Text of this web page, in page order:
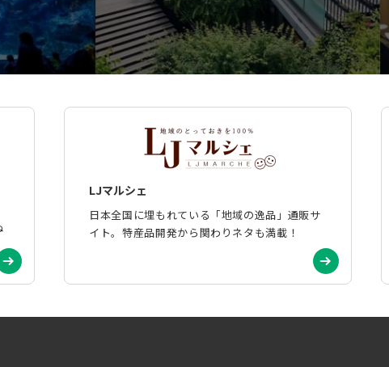
LJマルシェ
日本全国に埋もれている「地域の逸品」通販サ
イト。特産品開発から関わりネタも満載！